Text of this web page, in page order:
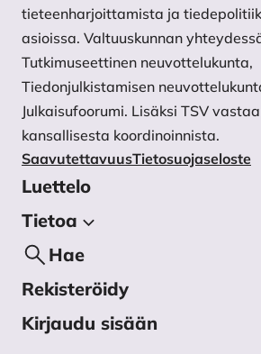
tieteenharjoittamista ja
asioissa. Valtuuskunnan
Tutkimuseettinen neuvottelukunta,
Tiedonjulkistamisen
Julkaisufoorumi. Lisäksi TSV
kansallisesta koordinoinnista.
SaavutettavuusTietosuojaseloste
Luettelo
Tietoa
Tietoa julkaisijasta
Käsikirjoitukset
Yhteystiedot
Hae
Rekisteröidy
Kirjaudu sisään